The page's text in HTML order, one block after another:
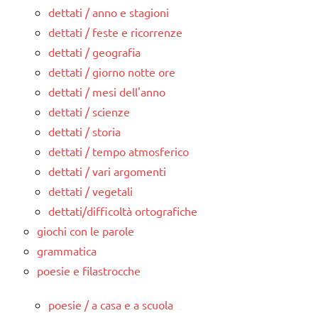
dettati / anno e stagioni
dettati / feste e ricorrenze
dettati / geografia
dettati / giorno notte ore
dettati / mesi dell'anno
dettati / scienze
dettati / storia
dettati / tempo atmosferico
dettati / vari argomenti
dettati / vegetali
dettati/difficoltà ortografiche
giochi con le parole
grammatica
poesie e filastrocche
poesie / a casa e a scuola